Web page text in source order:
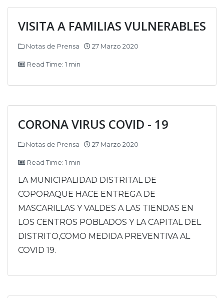
VISITA A FAMILIAS VULNERABLES
Notas de Prensa 27 Marzo 2020
Read Time: 1 min
CORONA VIRUS COVID - 19
Notas de Prensa 27 Marzo 2020
Read Time: 1 min
LA MUNICIPALIDAD DISTRITAL DE
COPORAQUE HACE ENTREGA DE
MASCARILLAS Y VALDES A LAS TIENDAS EN
LOS CENTROS POBLADOS Y LA CAPITAL DEL
DISTRITO,COMO MEDIDA PREVENTIVA AL
COVID 19.